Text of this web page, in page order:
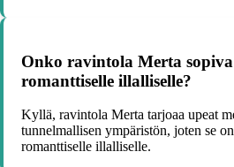
Onko ravintola Merta
romanttiselle illalliselle?
Kyllä, ravintola Merta tarjoaa upeat
tunnelmallisen ympäristön, joten se
romanttiselle illalliselle.